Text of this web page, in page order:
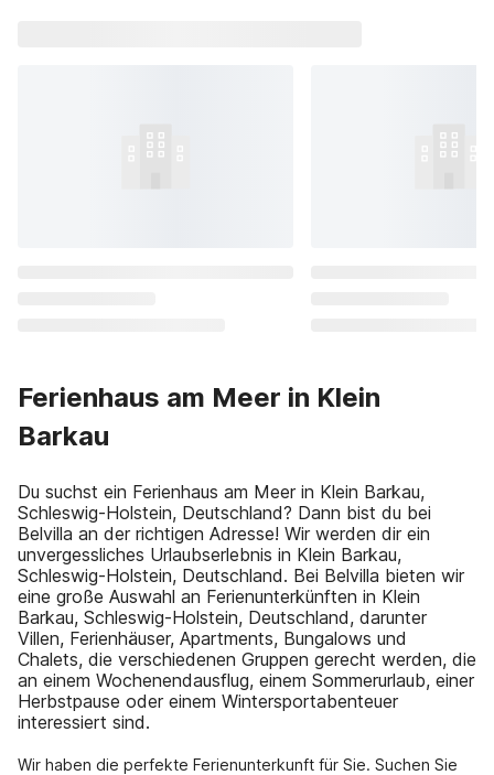
Ferienhaus am Meer in Klein
Barkau
Du suchst ein Ferienhaus am Meer in Klein Barkau,
Schleswig-Holstein, Deutschland? Dann bist du bei
Belvilla an der richtigen Adresse! Wir werden dir ein
unvergessliches Urlaubserlebnis in Klein Barkau,
Schleswig-Holstein, Deutschland. Bei Belvilla bieten wir
eine große Auswahl an Ferienunterkünften in Klein
Barkau, Schleswig-Holstein, Deutschland, darunter
Villen, Ferienhäuser, Apartments, Bungalows und
Chalets, die verschiedenen Gruppen gerecht werden, die
an einem Wochenendausflug, einem Sommerurlaub, einer
Herbstpause oder einem Wintersportabenteuer
interessiert sind.
Wir haben die perfekte Ferienunterkunft für Sie. Suchen Sie